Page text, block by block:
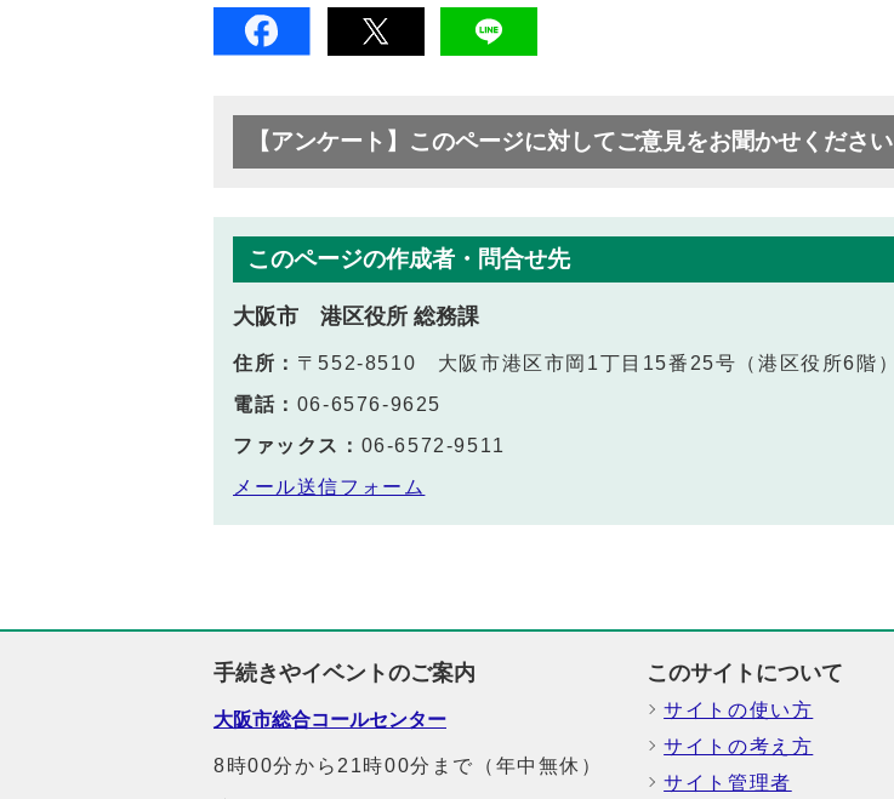
【アンケート】このページに対してご意見をお聞かせください
このページの作成者・問合せ先
大阪市 港区役所 総務課
住所： 〒552-8510 大阪市港区市岡1丁目15番25号（港区役所6階）
電話： 06-6576-9625
ファックス： 06-6572-9511
メール送信フォーム
手続きやイベントのご案内
大阪市総合コールセンター
8時00分から21時00分まで（年中無休）
このサイトについて
サイトの使い方
サイトの考え方
サイト管理者